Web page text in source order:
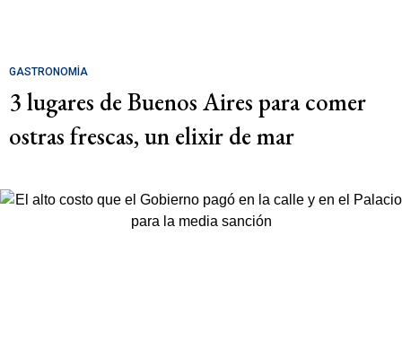
GASTRONOMÍA
3 lugares de Buenos Aires para comer
ostras frescas, un elixir de mar